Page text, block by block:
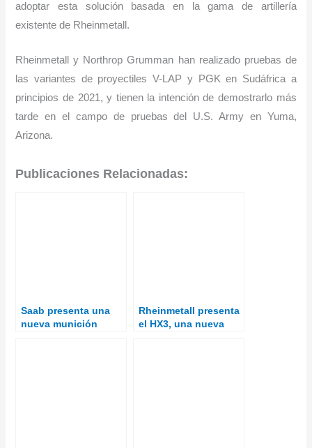
adoptar esta solución basada en la gama de artillería
existente de Rheinmetall.
Rheinmetall y Northrop Grumman han realizado pruebas de
las variantes de proyectiles V-LAP y PGK en Sudáfrica a
principios de 2021, y tienen la intención de demostrarlo más
tarde en el campo de pruebas del U.S. Army en Yuma,
Arizona.
Publicaciones Relacionadas:
Saab presenta una
nueva munición
Rheinmetall presenta
el HX3, una nueva